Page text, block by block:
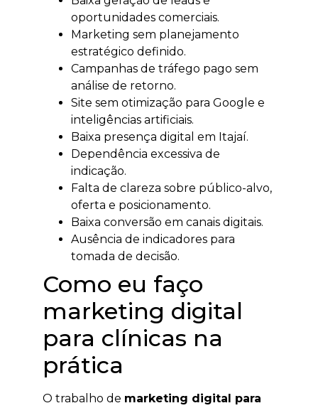
oportunidades comerciais.
Marketing sem planejamento
estratégico definido.
Campanhas de tráfego pago sem
análise de retorno.
Site sem otimização para Google e
inteligências artificiais.
Baixa presença digital em Itajaí.
Dependência excessiva de
indicação.
Falta de clareza sobre público-alvo,
oferta e posicionamento.
Baixa conversão em canais digitais.
Ausência de indicadores para
tomada de decisão.
Como eu faço
marketing digital
para clínicas na
prática
O trabalho de marketing digital para